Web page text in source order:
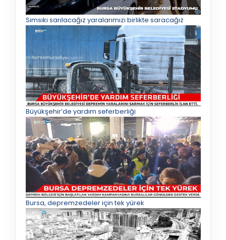
Sımsıkı sarılacağız yaralarımızı birlikte saracağız
Büyükşehir’de yardım seferberliği
Bursa, depremzedeler için tek yürek